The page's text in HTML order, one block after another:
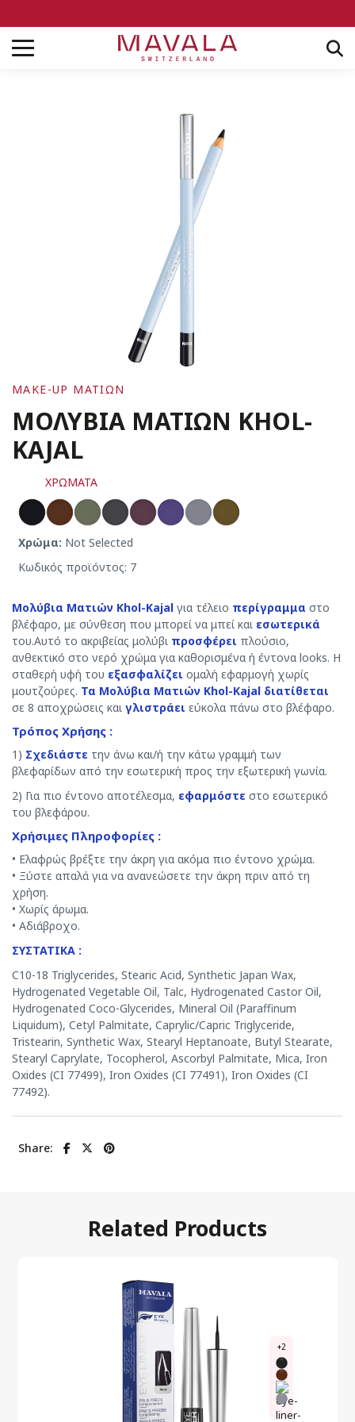
MAKE-UP MΑΤΙΩΝ
ΜΟΛΥΒΙΑ ΜΑΤΙΩΝ ΚHOL-
KAJAL
ΧΡΩΜΑΤΑ
Χρώμα: Not Selected
Κωδικός προϊόντος: 7
Μολύβια Ματιών Khol-Kajal για τέλειο περίγραμμα στο
βλέφαρο, με σύνθεση που μπορεί να μπεί και εσωτερικά
του.Αυτό το ακριβείας μολύβι προσφέρει πλούσιο,
ανθεκτικό στο νερό χρώμα για καθορισμένα ή έντονα looks. Η
σταθερή υφή του εξασφαλίζει ομαλή εφαρμογή χωρίς
μουτζούρες. Τα Μολύβια Ματιών Khol-Kajal διατίθεται
σε 8 αποχρώσεις και γλιστράει εύκολα πάνω στο βλέφαρο.
Τρόπος Χρήσης :
1) Σχεδιάστε την άνω και/ή την κάτω γραμμή των
βλεφαρίδων από την εσωτερική προς την εξωτερική γωνία.
2) Για πιο έντονο αποτέλεσμα, εφαρμόστε στο εσωτερικό
του βλεφάρου.
Χρήσιμες Πληροφορίες :
• Ελαφρώς βρέξτε την άκρη για ακόμα πιο έντονο χρώμα.
• Ξύστε απαλά για να ανανεώσετε την άκρη πριν από τη
χρήση.
• Χωρίς άρωμα.
• Αδιάβροχο.
ΣΥΣΤΑΤΙΚΑ :
C10-18 Triglycerides, Stearic Acid, Synthetic Japan Wax,
Hydrogenated Vegetable Oil, Talc, Hydrogenated Castor Oil,
Hydrogenated Coco-Glycerides, Mineral Oil (Paraffinum
Liquidum), Cetyl Palmitate, Caprylic/Capric Triglyceride,
Tristearin, Synthetic Wax, Stearyl Heptanoate, Butyl Stearate,
Stearyl Caprylate, Tocopherol, Ascorbyl Palmitate, Mica, Iron
Oxides (CI 77499), Iron Oxides (CI 77491), Iron Oxides (CI
77492).
Share:
Related Products
+2